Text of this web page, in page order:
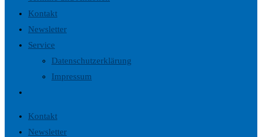
Kontakt
Newsletter
Service
Datenschutzerklärung
Impressum
umschalten
Kontakt
Newsletter